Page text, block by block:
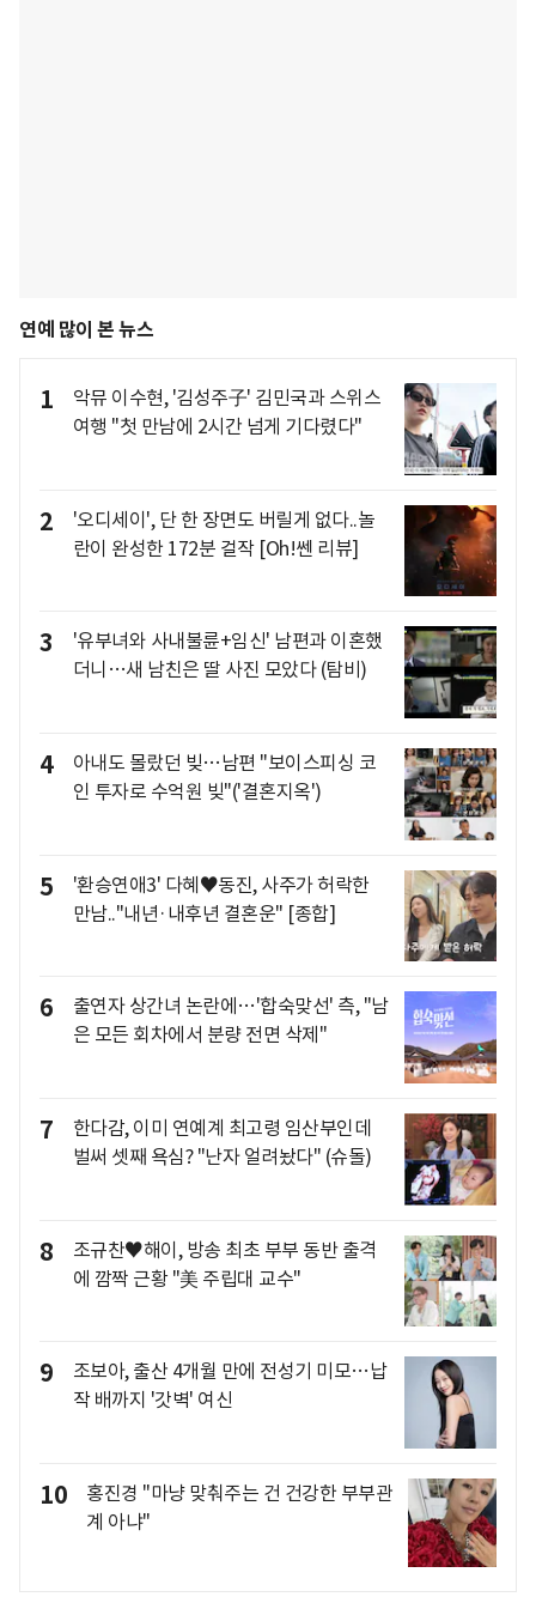
연예 많이 본 뉴스
1
악뮤 이수현, '김성주子' 김민국과 스위스
여행 "첫 만남에 2시간 넘게 기다렸다"
2
'오디세이', 단 한 장면도 버릴게 없다..놀
란이 완성한 172분 걸작 [Oh!쎈 리뷰]
3
'유부녀와 사내불륜+임신' 남편과 이혼했
더니…새 남친은 딸 사진 모았다 (탐비)
4
아내도 몰랐던 빚…남편 "보이스피싱 코
인 투자로 수억원 빚"('결혼지옥')
5
'환승연애3' 다혜♥동진, 사주가 허락한
만남.."내년·내후년 결혼운" [종합]
6
출연자 상간녀 논란에…'합숙맞선' 측, "남
은 모든 회차에서 분량 전면 삭제"
7
한다감, 이미 연예계 최고령 임산부인데
벌써 셋째 욕심? "난자 얼려놨다" (슈돌)
8
조규찬♥해이, 방송 최초 부부 동반 출격
에 깜짝 근황 "美 주립대 교수"
9
조보아, 출산 4개월 만에 전성기 미모…납
작 배까지 '갓벽' 여신
10
홍진경 "마냥 맞춰주는 건 건강한 부부관
계 아냐"